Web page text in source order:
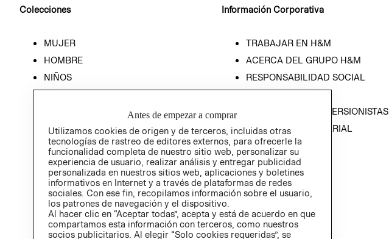
Colecciones
MUJER
HOMBRE
NIÑOS
Información Corporativa
TRABAJAR EN H&M
ACERCA DEL GRUPO H&M
RESPONSABILIDAD SOCIAL
RELACIÓN CON INVERSIONISTAS
POLÍTICA EMPRESARIAL
Antes de empezar a comprar
Utilizamos cookies de origen y de terceros, incluidas otras
tecnologías de rastreo de editores externos, para ofrecerle la
funcionalidad completa de nuestro sitio web, personalizar su
experiencia de usuario, realizar análisis y entregar publicidad
personalizada en nuestros sitios web, aplicaciones y boletines
informativos en Internet y a través de plataformas de redes
sociales. Con ese fin, recopilamos información sobre el usuario,
los patrones de navegación y el dispositivo.
Al hacer clic en “Aceptar todas”, acepta y está de acuerdo en que
compartamos esta información con terceros, como nuestros
socios publicitarios. Al elegir “Solo cookies requeridas”, se